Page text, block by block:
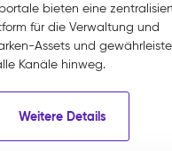
bieten eine
für die Verwaltung und
Assets und
Kanäle hinweg.
Weitere Details